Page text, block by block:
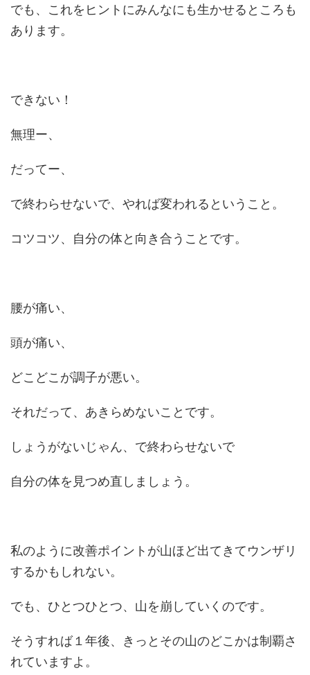
でも、これをヒントにみんなにも生かせるところも
あります。
できない！
無理ー、
だってー、
で終わらせないで、やれば変われるということ。
コツコツ、自分の体と向き合うことです。
腰が痛い、
頭が痛い、
どこどこが調子が悪い。
それだって、あきらめないことです。
しょうがないじゃん、で終わらせないで
自分の体を見つめ直しましょう。
私のように改善ポイントが山ほど出てきてウンザリ
するかもしれない。
でも、ひとつひとつ、山を崩していくのです。
そうすれば１年後、きっとその山のどこかは制覇さ
れていますよ。